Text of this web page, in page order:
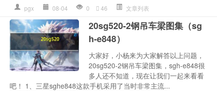
pgx 08-04 0 46 文章列表
20sg520-2钢吊车梁图集（sg
h-e848）
大家好，小杨来为大家解答以上问题，
20sg520-2钢吊车梁图集，sgh-e848很
多人还不知道，现在让我们一起来看看
吧！ 1、三星sghe848这款手机采用了当时非常主流...